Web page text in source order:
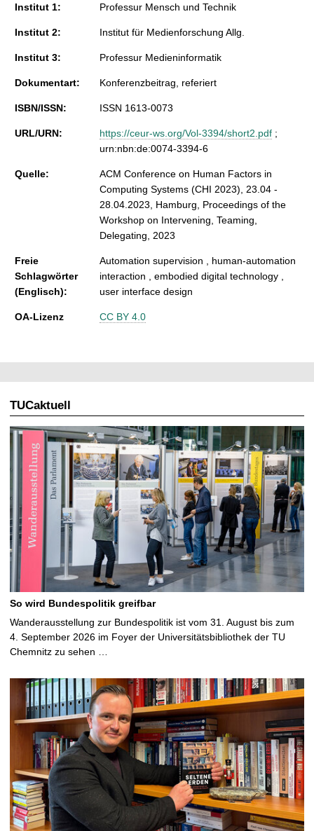
Institut 1: Professur Mensch und Technik
Institut 2: Institut für Medienforschung Allg.
Institut 3: Professur Medieninformatik
Dokumentart: Konferenzbeitrag, referiert
ISBN/ISSN: ISSN 1613-0073
URL/URN: https://ceur-ws.org/Vol-3394/short2.pdf ;
urn:nbn:de:0074-3394-6
Quelle:
ACM Conference on Human Factors in
Computing Systems (CHI 2023), 23.04 -
28.04.2023, Hamburg, Proceedings of the
Workshop on Intervening, Teaming,
Delegating, 2023
Freie
Schlagwörter
(Englisch):
Automation supervision , human-automation
interaction , embodied digital technology ,
user interface design
OA-Lizenz CC BY 4.0
TUCaktuell
So wird Bundespolitik greifbar
Wanderausstellung zur Bundespolitik ist vom 31. August bis zum
4. September 2026 im Foyer der Universitätsbibliothek der TU
Chemnitz zu sehen …